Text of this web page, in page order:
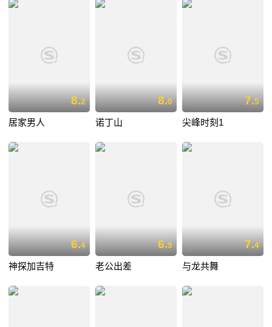
8.2
居家男人
8.0
诺丁山
7.5
尖峰时刻1
6.4
神探加吉特
6.9
老公出差
7.4
与龙共舞